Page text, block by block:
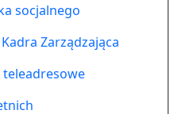
socjalnego
Kadra Zarządzająca
teleadresowe